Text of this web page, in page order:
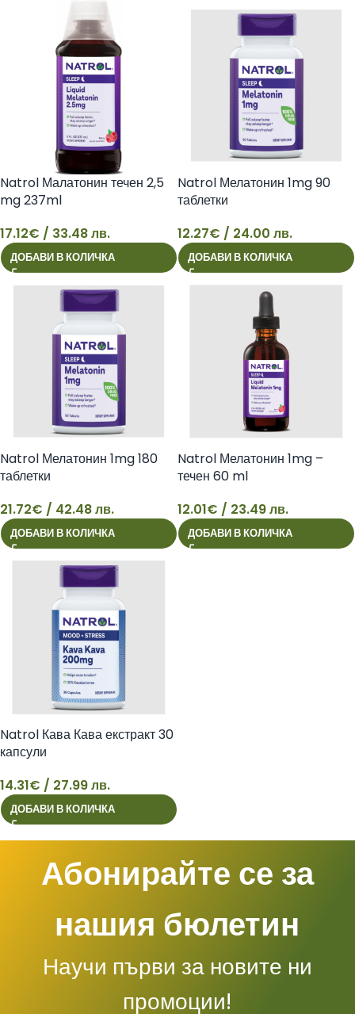
17
Natrol Малатонин течен 2,5
mg 237ml
17.12€ / 33.48 лв.
ДОБАВИ В КОЛИЧКА
12
Natrol Мелатонин 1mg 90
таблетки
12.27€ / 24.00 лв.
ДОБАВИ В КОЛИЧКА
21
Natrol Мелатонин 1mg 180
таблетки
21.72€ / 42.48 лв.
ДОБАВИ В КОЛИЧКА
12
Natrol Мелатонин 1mg –
течен 60 ml
12.01€ / 23.49 лв.
ДОБАВИ В КОЛИЧКА
14
Natrol Кава Кава екстракт 30
капсули
14.31€ / 27.99 лв.
ДОБАВИ В КОЛИЧКА
Абонирайте се за
нашия бюлетин
Научи първи за новите ни
промоции!